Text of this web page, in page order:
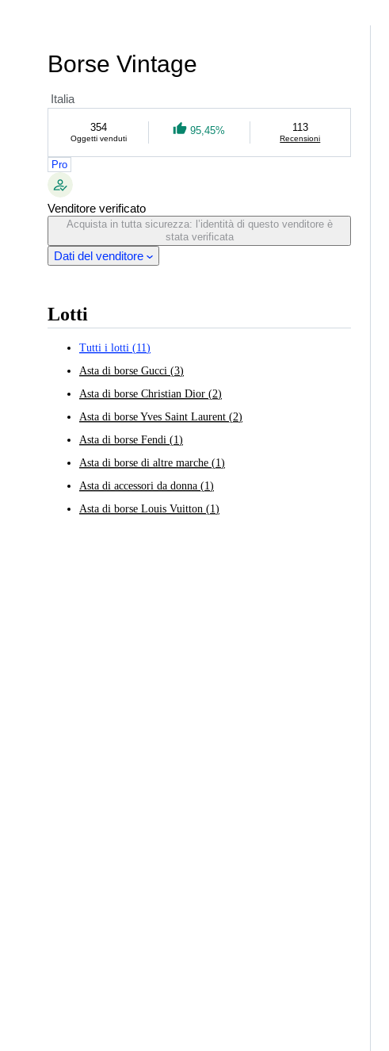
Borse Vintage
Italia
354
Oggetti venduti
95,45% 113
Recensioni
Pro
Venditore verificato
Acquista in tutta sicurezza: l’identità di questo venditore è
stata verificata
Dati del venditore
Lotti
Tutti i lotti (11)
Asta di borse Gucci (3)
Asta di borse Christian Dior (2)
Asta di borse Yves Saint Laurent (2)
Asta di borse Fendi (1)
Asta di borse di altre marche (1)
Asta di accessori da donna (1)
Asta di borse Louis Vuitton (1)